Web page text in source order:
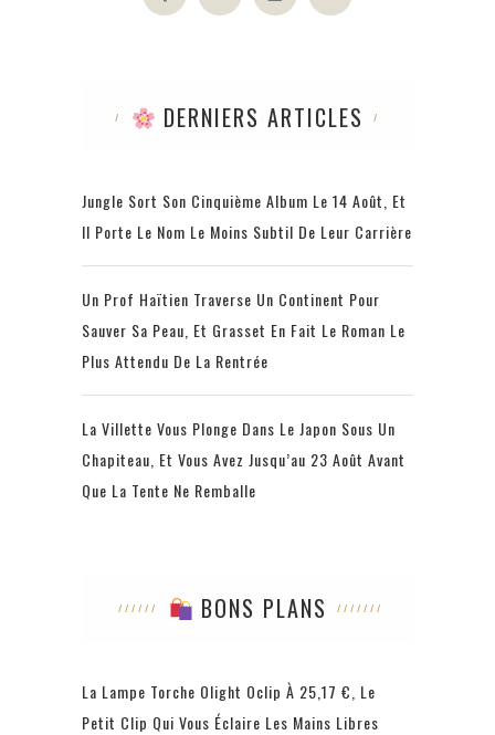
DERNIERS ARTICLES
Jungle Sort Son Cinquième Album Le 14 Août, Et
Il Porte Le Nom Le Moins Subtil De Leur Carrière
Un Prof Haïtien Traverse Un Continent Pour
Sauver Sa Peau, Et Grasset En Fait Le Roman Le
Plus Attendu De La Rentrée
La Villette Vous Plonge Dans Le Japon Sous Un
Chapiteau, Et Vous Avez Jusqu’au 23 Août Avant
Que La Tente Ne Remballe
BONS PLANS
La Lampe Torche Olight Oclip À 25,17 €, Le
Petit Clip Qui Vous Éclaire Les Mains Libres